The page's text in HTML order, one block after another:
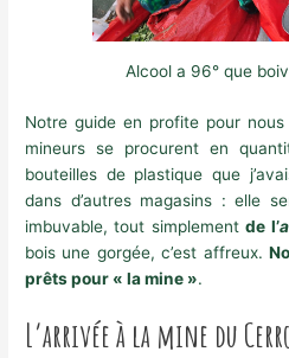
Alcool a 96° que
Notre guide en profite pour
mineurs se procurent en
bouteilles de plastique que
dans d’autres magasins : elle
imbuvable, tout simplementde l’
bois une gorgée, c’est affreux.
prêts pour « la mine ».
L’arrivée à la mine du